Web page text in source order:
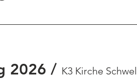
2026 / K3 Kirche